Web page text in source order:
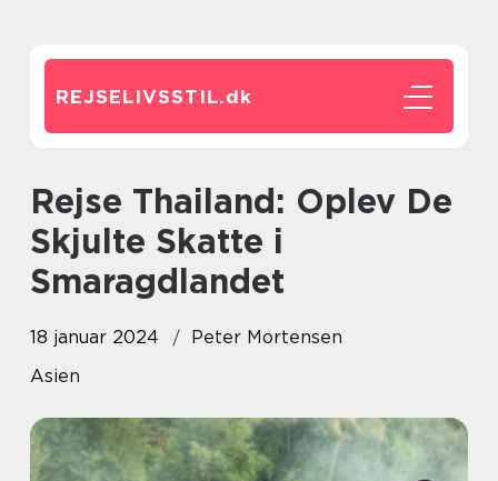
REJSELIVSSTIL.dk
Rejse Thailand: Oplev De
Skjulte Skatte i
Smaragdlandet
18 januar 2024
Peter Mortensen
Asien